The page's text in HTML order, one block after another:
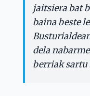
jaitsiera bat
baina beste
dela
berriak sartu